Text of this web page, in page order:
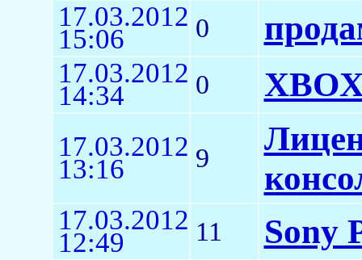
17.03.2012
15:06 0
17.03.2012
14:34 0
17.03.2012
13:16 9
17.03.2012
12:49 11 Sony